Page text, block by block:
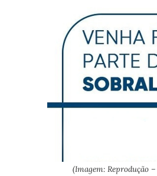
(Imagem: Reprodução